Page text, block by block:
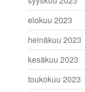
elokuu 2023
heinäkuu 2023
kesäkuu 2023
toukokuu 2023